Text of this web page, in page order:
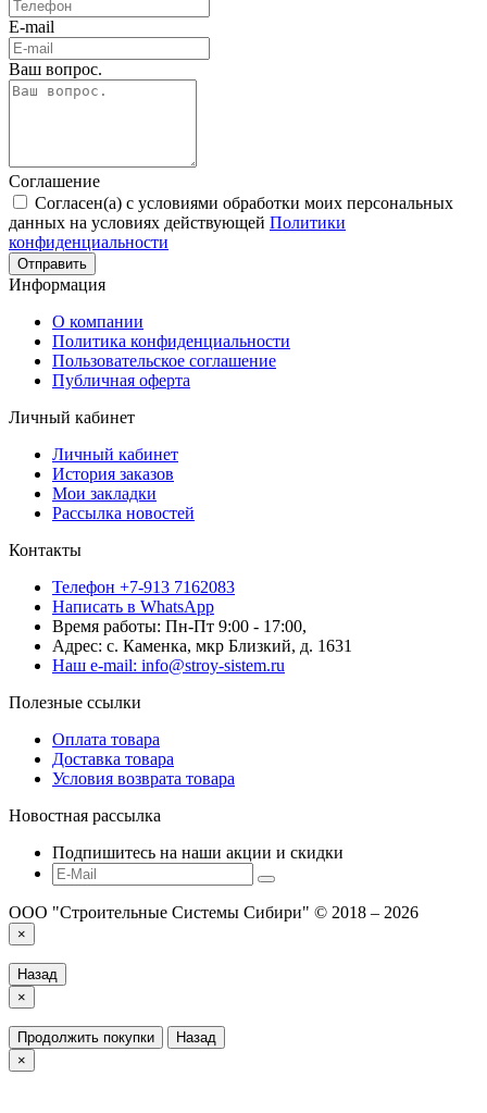
E-mail
Ваш вопрос.
Соглашение
Согласен(а) с условиями обработки моих персональных
данных на условиях действующей Политики
конфиденциальности
Отправить
Информация
О компании
Политика конфиденциальности
Пользовательское соглашение
Публичная оферта
Личный кабинет
Личный кабинет
История заказов
Мои закладки
Рассылка новостей
Контакты
Телефон +7-913 7162083
Написать в WhatsApp
Время работы: Пн-Пт 9:00 - 17:00,
Адрес: с. Каменка, мкр Близкий, д. 1631
Наш e-mail: info@stroy-sistem.ru
Полезные ссылки
Оплата товара
Доставка товара
Условия возврата товара
Новостная рассылка
Подпишитесь на наши акции и скидки
ООО "Строительные Системы Сибири" © 2018 – 2026
×
Назад
×
Продолжить покупки
Назад
×